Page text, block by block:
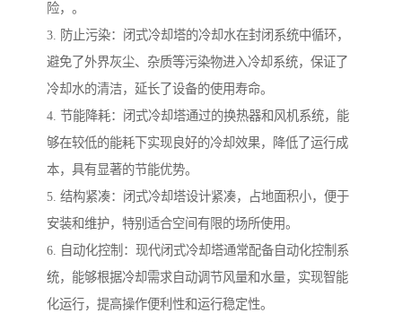
险，。
3. 防止污染：闭式冷却塔的冷却水在封闭系统中循环，
避免了外界灰尘、杂质等污染物进入冷却系统，保证了
冷却水的清洁，延长了设备的使用寿命。
4. 节能降耗：闭式冷却塔通过的换热器和风机系统，能
够在较低的能耗下实现良好的冷却效果，降低了运行成
本，具有显著的节能优势。
5. 结构紧凑：闭式冷却塔设计紧凑，占地面积小，便于
安装和维护，特别适合空间有限的场所使用。
6. 自动化控制：现代闭式冷却塔通常配备自动化控制系
统，能够根据冷却需求自动调节风量和水量，实现智能
化运行，提高操作便利性和运行稳定性。